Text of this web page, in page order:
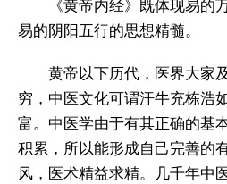
《黄帝内经》既体现易的
易的阴阳五行的思想精髓。
黄帝以下历代，医界大家
穷，中医文化可谓汗牛充栋浩
富。中医学由于有其正确的基
积累，所以能形成自己完善的
风，医术精益求精。几千年中